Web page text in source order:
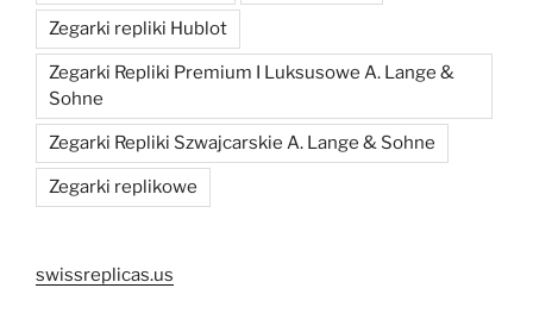
Zegarki repliki Hublot
Zegarki Repliki Premium I Luksusowe A. Lange &
Sohne
Zegarki Repliki Szwajcarskie A. Lange & Sohne
Zegarki replikowe
swissreplicas.us